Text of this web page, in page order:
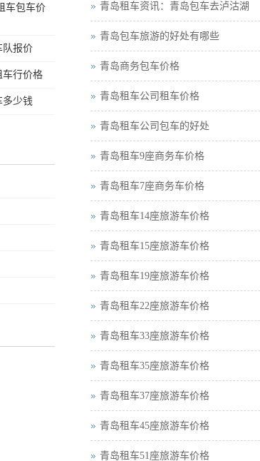
车包车价
队报价
车行价格
多少钱
青岛租车资讯：青岛包车去泸沽湖
青岛包车旅游的好处有哪些
青岛商务包车价格
青岛租车公司租车价格
青岛租车公司包车的好处
青岛租车9座商务车价格
青岛租车7座商务车价格
青岛租车14座旅游车价格
青岛租车15座旅游车价格
青岛租车19座旅游车价格
青岛租车22座旅游车价格
青岛租车33座旅游车价格
青岛租车35座旅游车价格
青岛租车37座旅游车价格
青岛租车45座旅游车价格
青岛租车51座旅游车价格